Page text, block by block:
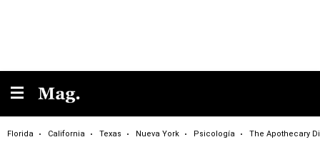
Florida California Texas Nueva York Psicología The Apothecary